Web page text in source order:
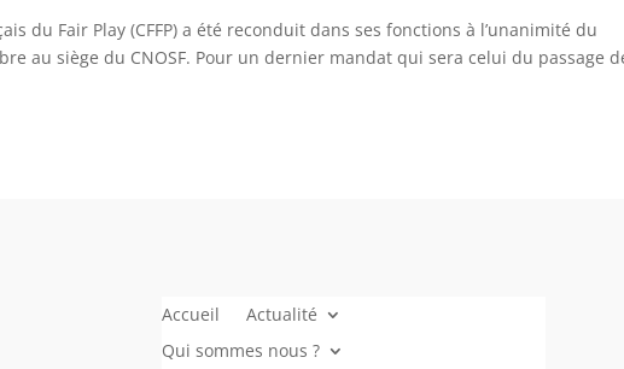
du Fair Play (CFFP) a été reconduit dans ses fonctions à l’unanimité du
au siège du CNOSF. Pour un dernier mandat qui sera celui du passage
Accueil
Actualité
Qui sommes nous ?